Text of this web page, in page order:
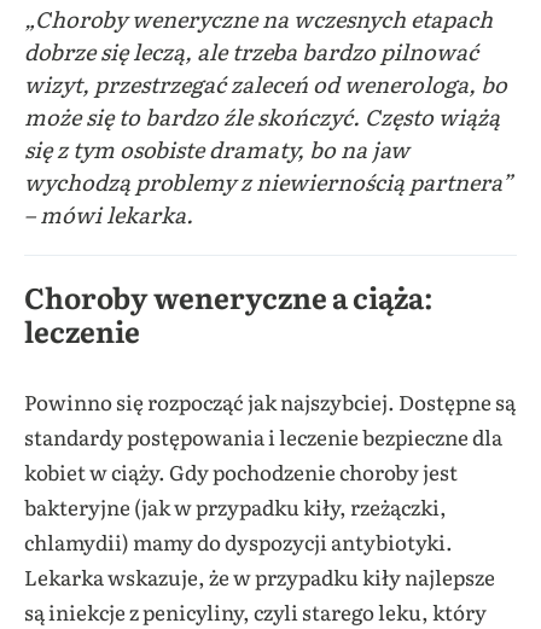
„Choroby weneryczne na wczesnych etapach
dobrze się leczą, ale trzeba bardzo pilnować
wizyt, przestrzegać zaleceń od wenerologa, bo
może się to bardzo źle skończyć. Często wiążą
się z tym osobiste dramaty, bo na jaw
wychodzą problemy z niewiernością partnera”
– mówi lekarka.
Choroby weneryczne a ciąża:
leczenie
Powinno się rozpocząć jak najszybciej. Dostępne są
standardy postępowania i leczenie bezpieczne dla
kobiet w ciąży. Gdy pochodzenie choroby jest
bakteryjne (jak w przypadku kiły, rzeżączki,
chlamydii) mamy do dyspozycji antybiotyki.
Lekarka wskazuje, że w przypadku kiły najlepsze
są iniekcje z penicyliny, czyli starego leku, który